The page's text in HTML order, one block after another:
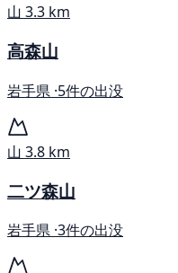
山 3.3 km
高森山
岩手県 ·5件の出没
山 3.8 km
二ツ森山
岩手県 ·3件の出没